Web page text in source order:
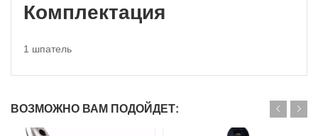
Комплектация
1 шпатель
ВОЗМОЖНО ВАМ ПОДОЙДЕТ: